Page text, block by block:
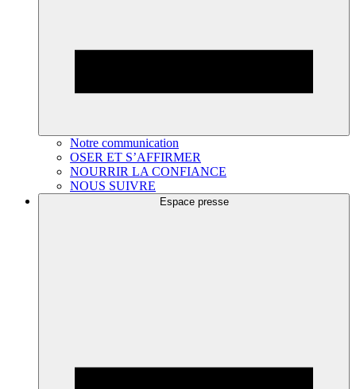
Notre communication
OSER ET S’AFFIRMER
NOURRIR LA CONFIANCE
NOUS SUIVRE
Espace presse